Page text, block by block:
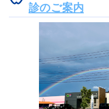
診のご案内